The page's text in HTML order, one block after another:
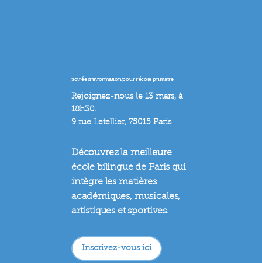
Rejoignez-nous le 13 mars, à
18h30.
9 rue Letellier, 75015 Paris
Soirée d'information pour l'école primaire
Découvrez la meilleure
école bilingue de Paris qui
intègre les matières
académiques, musicales,
artistiques et sportives.
Inscrivez-vous ici